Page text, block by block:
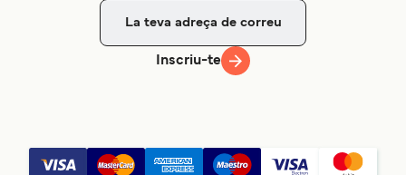
Inscriu-te